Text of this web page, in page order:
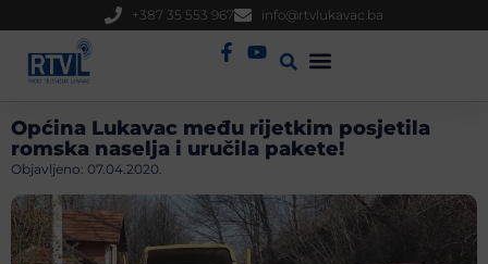
+387 35 553 967 info@rtvlukavac.ba
Općina Lukavac među rijetkim posjetila
romska naselja i uručila pakete!
Objavljeno: 07.04.2020.